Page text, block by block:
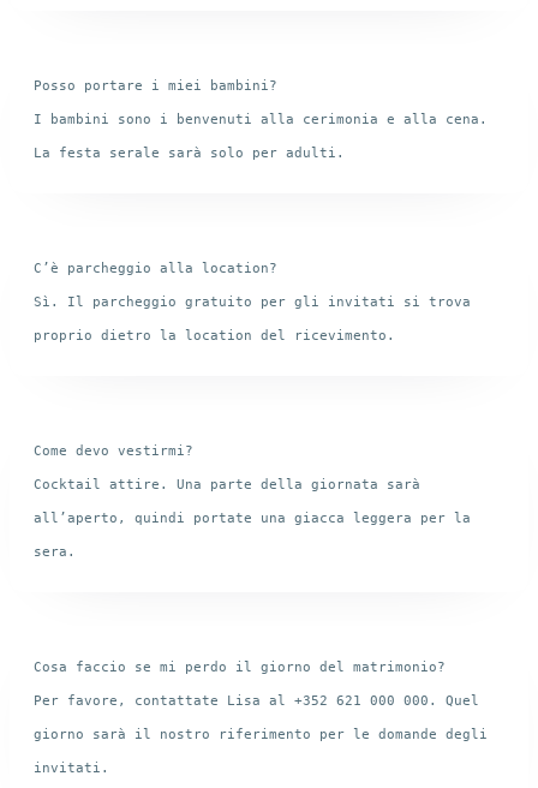
Posso portare i miei bambini?
I bambini sono i benvenuti alla cerimonia e alla cena.
C’è parcheggio alla location?
Sì. Il parcheggio gratuito per gli invitati si trova
Come devo vestirmi?
Cocktail attire. Una parte della giornata sarà
all’aperto, quindi portate una giacca leggera per la
Cosa faccio se mi perdo il giorno del matrimonio?
Per favore, contattate Lisa al +352 621 000 000. Quel
giorno sarà il nostro riferimento per le domande degli